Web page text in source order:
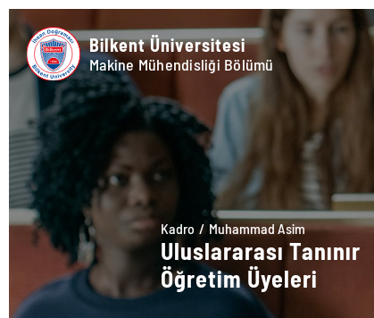
Bilkent Üniversitesi
Makine Mühendisliği Bölümü
Kadro Muhammad Asim
Uluslararası Tanınır
Öğretim Üyeleri